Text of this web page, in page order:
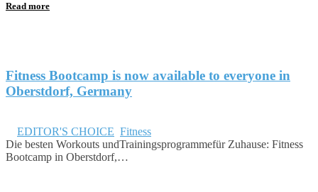
Read more
Fitness Bootcamp is now available to everyone in
Oberstdorf, Germany
EDITOR'S CHOICE Fitness
Die besten Workouts undTrainingsprogrammefür Zuhause: Fitness
Bootcamp in Oberstdorf,…